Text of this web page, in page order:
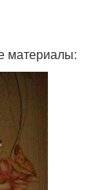
материалы: